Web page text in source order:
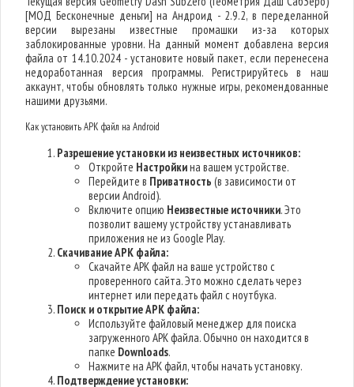
[МОД Бесконечные деньги] на Андроид - 2.9.2, в переделанной
версии вырезаны известные промашки из-за которых
заблокированные уровни. На данный момент добавлена версия
файла от 14.10.2024 - установите новый пакет, если перенесена
недоработанная версия программы. Регистрируйтесь в наш
аккаунт, чтобы обновлять только нужные игры, рекомендованные
нашими друзьями.
Как установить APK файл на Android
Разрешение установки из неизвестных источников:
Откройте Настройкина вашем устройстве.
Перейдите в Приватность (в зависимости от
версии Android).
Включите опцию Неизвестные источники. Это
позволит вашему устройству устанавливать
приложения не из Google Play.
Скачивание APK файла:
Скачайте APK файл на ваше устройство с
проверенного сайта. Это можно сделать через
интернет или передать файл с ноутбука.
Поиск и открытие APK файла:
Используйте файловый менеджер для поиска
загруженного APK файла. Обычно он находится в
папке Downloads.
Нажмите на APK файл, чтобы начать установку.
Подтверждение установки: